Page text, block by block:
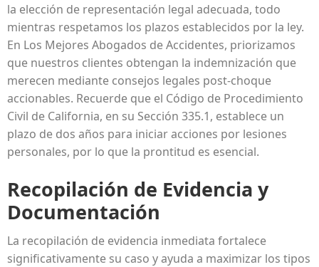
la elección de representación legal adecuada, todo
mientras respetamos los plazos establecidos por la ley.
En Los Mejores Abogados de Accidentes, priorizamos
que nuestros clientes obtengan la indemnización que
merecen mediante consejos legales post-choque
accionables. Recuerde que el Código de Procedimiento
Civil de California, en su Sección 335.1, establece un
plazo de dos años para iniciar acciones por lesiones
personales, por lo que la prontitud es esencial.
Recopilación de Evidencia y
Documentación
La recopilación de evidencia inmediata fortalece
significativamente su caso y ayuda a maximizar los tipos